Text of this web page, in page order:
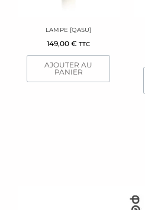
LAMPE [QASU]
149,00€ TTC
AJOUTER AU
PANIER